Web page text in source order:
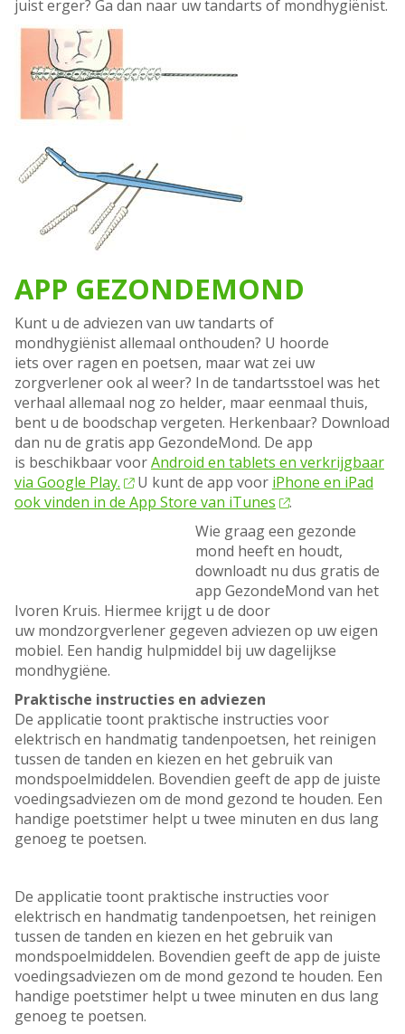
juist erger? Ga dan naar uw tandarts of mondhygiënist.
APP GEZONDEMOND
Kunt u de adviezen van uw tandarts of
mondhygiënist allemaal onthouden? U hoorde
iets over ragen en poetsen, maar wat zei uw
zorgverlener ook al weer? In de tandartsstoel was het
verhaal allemaal nog zo helder, maar eenmaal thuis,
bent u de boodschap vergeten. Herkenbaar? Download
dan nu de gratis app GezondeMond. De app
is beschikbaar voorAndroid en tablets en verkrijgbaar
via Google Play.
U kunt de app voor iPhone en iPad
ook vinden in de App Store van iTunes
.
Wie graag een gezonde
mond heeft en houdt,
downloadt nu dus gratis de
app GezondeMond van het
Ivoren Kruis. Hiermee krijgt u de door
uw mondzorgverlener gegeven adviezen op uw eigen
mobiel. Een handig hulpmiddel bij uw dagelijkse
mondhygiëne.
Praktische instructies en adviezen
De applicatie toont praktische instructies voor
elektrisch en handmatig tandenpoetsen, het reinigen
tussen de tanden en kiezen en het gebruik van
mondspoelmiddelen. Bovendien geeft de app de juiste
voedingsadviezen om de mond gezond te houden. Een
handige poetstimer helpt u twee minuten en dus lang
genoeg te poetsen.
De applicatie toont praktische instructies voor
elektrisch en handmatig tandenpoetsen, het reinigen
tussen de tanden en kiezen en het gebruik van
mondspoelmiddelen. Bovendien geeft de app de juiste
voedingsadviezen om de mond gezond te houden. Een
handige poetstimer helpt u twee minuten en dus lang
genoeg te poetsen.